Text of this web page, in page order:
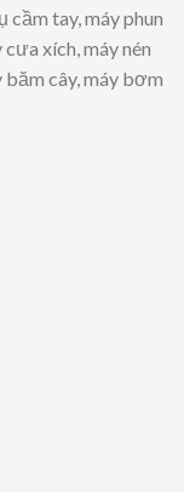
cầm tay, máy phun
xích, máy nén
băm cây, máy bơm